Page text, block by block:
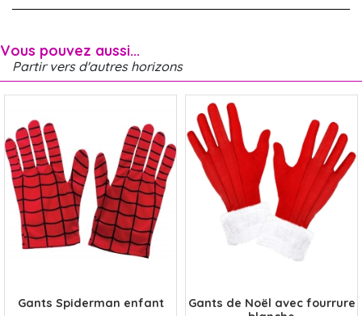
Vous pouvez aussi...
Partir vers d'autres horizons
Gants Spiderman enfant
Gants de Noël avec fourrure